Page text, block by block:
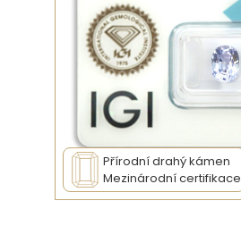
Přírodní drahý kámen
Mezinárodní certifikace